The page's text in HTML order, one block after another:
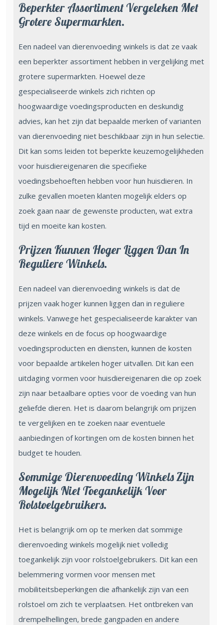
Beperkter Assortiment Vergeleken Met
Grotere Supermarkten.
Een nadeel van dierenvoeding winkels is dat ze vaak
een beperkter assortiment hebben in vergelijking met
grotere supermarkten. Hoewel deze
gespecialiseerde winkels zich richten op
hoogwaardige voedingsproducten en deskundig
advies, kan het zijn dat bepaalde merken of varianten
van dierenvoeding niet beschikbaar zijn in hun selectie.
Dit kan soms leiden tot beperkte keuzemogelijkheden
voor huisdiereigenaren die specifieke
voedingsbehoeften hebben voor hun huisdieren. In
zulke gevallen moeten klanten mogelijk elders op
zoek gaan naar de gewenste producten, wat extra
tijd en moeite kan kosten.
Prijzen Kunnen Hoger Liggen Dan In
Reguliere Winkels.
Een nadeel van dierenvoeding winkels is dat de
prijzen vaak hoger kunnen liggen dan in reguliere
winkels. Vanwege het gespecialiseerde karakter van
deze winkels en de focus op hoogwaardige
voedingsproducten en diensten, kunnen de kosten
voor bepaalde artikelen hoger uitvallen. Dit kan een
uitdaging vormen voor huisdiereigenaren die op zoek
zijn naar betaalbare opties voor de voeding van hun
geliefde dieren. Het is daarom belangrijk om prijzen
te vergelijken en te zoeken naar eventuele
aanbiedingen of kortingen om de kosten binnen het
budget te houden.
Sommige Dierenvoeding Winkels Zijn
Mogelijk Niet Toegankelijk Voor
Rolstoelgebruikers.
Het is belangrijk om op te merken dat sommige
dierenvoeding winkels mogelijk niet volledig
toegankelijk zijn voor rolstoelgebruikers. Dit kan een
belemmering vormen voor mensen met
mobiliteitsbeperkingen die afhankelijk zijn van een
rolstoel om zich te verplaatsen. Het ontbreken van
drempelhellingen, brede gangpaden en andere